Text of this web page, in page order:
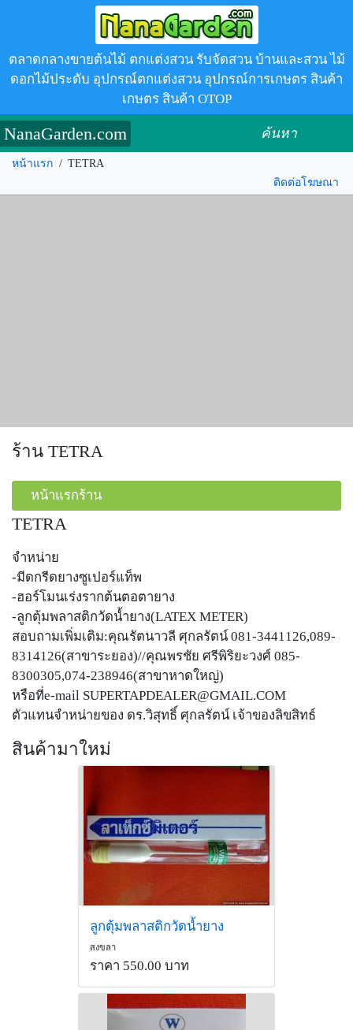
ตลาดกลางขายต้นไม้ ตกแต่งสวน รับจัดสวน บ้านและสวน ไม้
ดอกไม้ประดับ อุปกรณ์ตกแต่งสวน อุปกรณ์การเกษตร สินค้า
เกษตร สินค้า OTOP
NanaGarden.com ค้นหา
หน้าแรก / TETRA
ติดต่อโฆษณา
ร้าน TETRA
หน้าแรกร้าน
TETRA
จำหน่าย
-มีดกรีดยางซูเปอร์แท็พ
-ฮอร์โมนเร่งรากต้นตอตายาง
-ลูกตุ้มพลาสติกวัดน้ำยาง(LATEX METER)
สอบถามเพิ่มเติม:คุณรัตนาวลี ศุกลรัตน์ 081-3441126,089-
8314126(สาขาระยอง)//คุณพรชัย ศรีพิริยะวงศ์ 085-
8300305,074-238946(สาขาหาดใหญ่)
หรือที่e-mail SUPERTAPDEALER@GMAIL.COM
ตัวแทนจำหน่ายของ ดร.วิสุทธิ์ ศุกลรัตน์ เจ้าของลิขสิทธ์
สินค้ามาใหม่
ลูกตุ้มพลาสติกวัดน้ำยาง
สงขลา
ราคา 550.00 บาท